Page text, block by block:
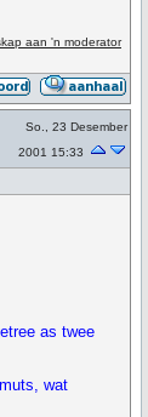
aan 'n moderator
So., 23 Desember
2001 15:33
as twee
wat